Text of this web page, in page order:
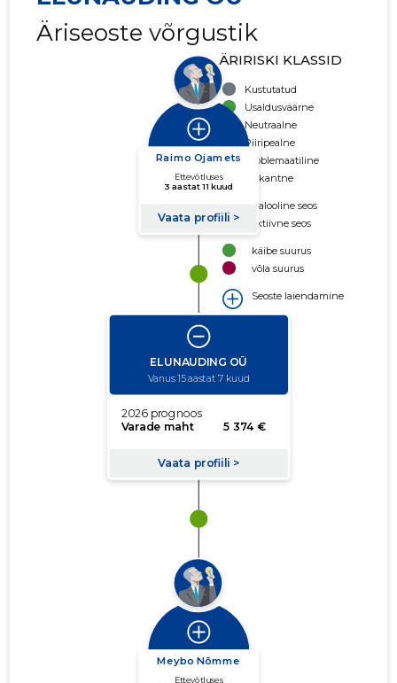
Äriseoste võrgustik
ÄRIRISKI KLASSID
Kustutatud
Usaldusväärne
Neutraalne
Piiripealne
Problemaatiline
Riskantne
Ajalooline seos
Aktiivne seos
käibe suurus
võla suurus
Seoste laiendamine